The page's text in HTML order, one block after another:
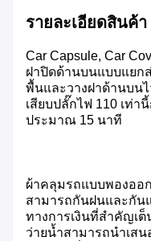
รายละเอียดสินค้า
Car Capsule, Car
ฝาปิดด้านบนแบบแยก
พื้นและวางฝาด้านบน
เสียบปลั๊กไฟ 110 เท่า
ประมาณ 15 นาที
ผ้าคลุมรถแบบพองออ
สามารถกันฝนและกัน
ทางการเงินที่สำคัญเ
ว่ายน้ำสามารถนำเส